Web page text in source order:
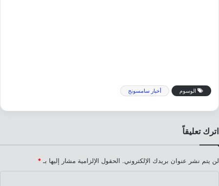
الوسوم أخبار سامسونج
اترك تعليقاً
لن يتم نشر عنوان بريدك الإلكتروني. الحقول الإلزامية مشار إليها بـ *